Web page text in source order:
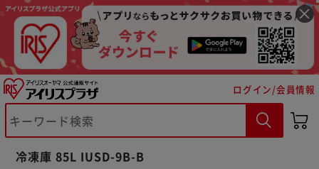
ログイン/会員情報
冷凍庫 85L IUSD-9B-B